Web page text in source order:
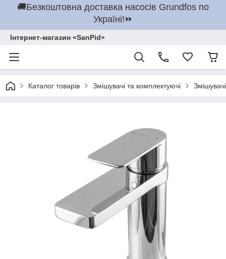
🚚Безкоштовна доставка насосів Grundfos по
Україні!⏩
Інтернет-магазин «SanPid»
Каталог товарів Змішувачі та комплектуючі Змішувачі